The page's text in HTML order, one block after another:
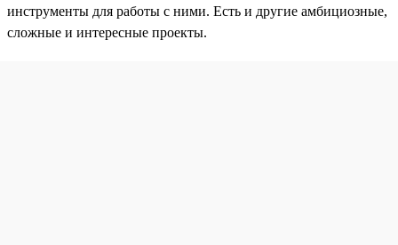
инструменты для работы с ними. Есть и другие амбициозные,
сложные и интересные проекты.